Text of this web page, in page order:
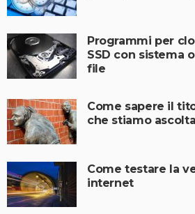
Programmi per
SSD con sistema
file
Come sapere il
che stiamo
Come testare la
internet